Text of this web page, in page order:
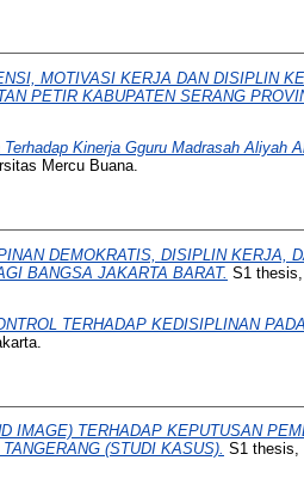
MOTIVASI KERJA DAN DISIPLIN
PETIR KABUPATEN SERANG
Kinerja Gguru Madrasah Aliyah
Mercu Buana.
DEMOKRATIS, DISIPLIN KERJA,
BANGSA JAKARTA BARAT. S1
TERHADAP KEDISIPLINAN
IMAGE) TERHADAP KEPUTUSAN
(STUDI KASUS). S1 thesis,